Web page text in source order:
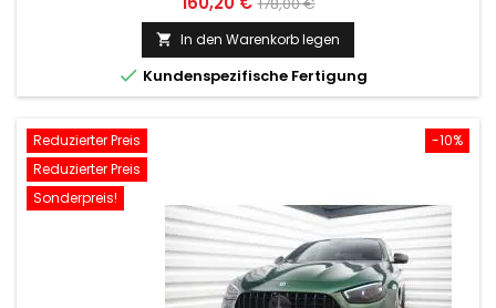
Preis
178,00 €
 In den Warenkorb legen
 Kundenspezifische Fertigung
-10%
Reduzierter Preis
Reduzierter Preis
Sonderpreis!